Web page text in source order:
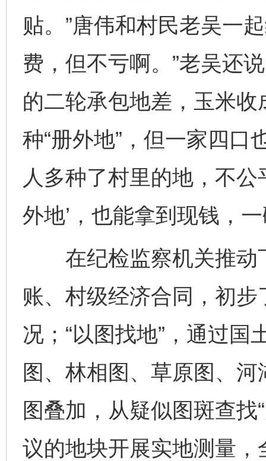
贴。”唐伟和村民老吴一
费，但不亏啊。”老吴还
的二轮承包地差，玉米
种“册外地”，但一家四口
人多种了村里的地，不
外地’，也能拿到现钱，
在纪检监察机关推动
账、村级经济合同，初
况；“以图找地”，通过
图、林相图、草原图、
图叠加，从疑似图斑查找
议的地块开展实地测量，